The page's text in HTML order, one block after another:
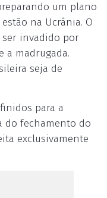
um plano
na Ucrânia. O
ser invadido por
a madrugada.
seja de
para a
do fechamento do
exclusivamente